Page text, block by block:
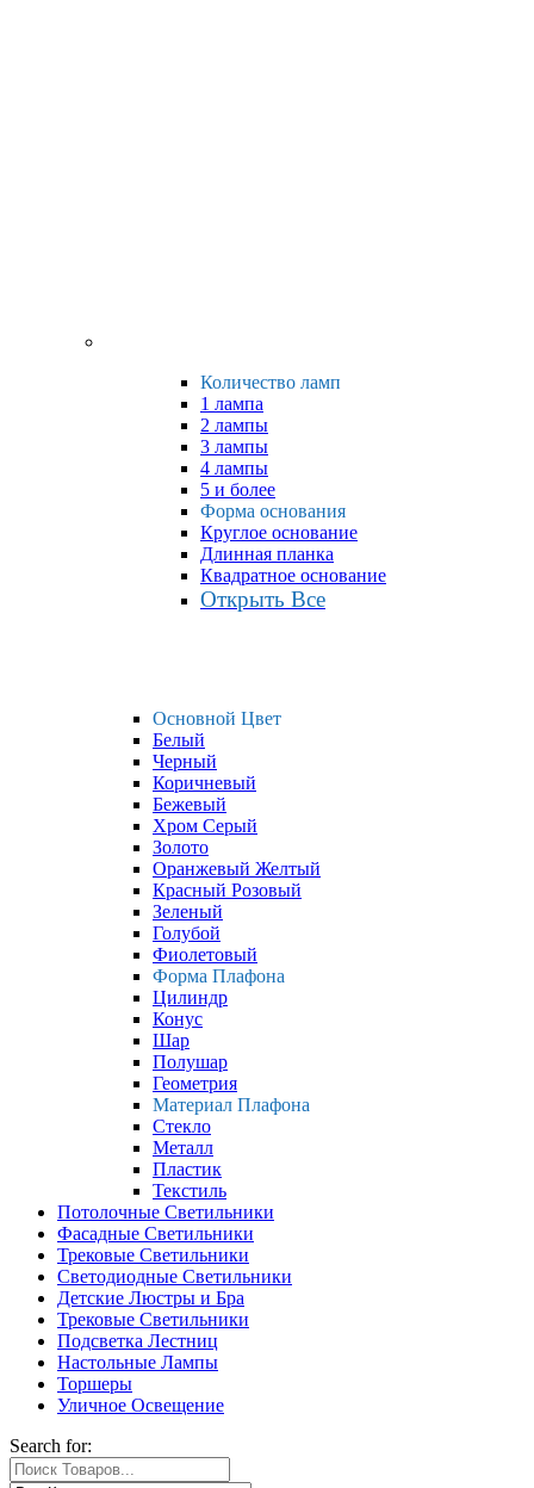
Количество ламп
1 лампа
2 лампы
3 лампы
4 лампы
5 и более
Форма основания
Круглое основание
Длинная планка
Квадратное основание
Открыть Все
Основной Цвет
Белый
Черный
Коричневый
Бежевый
Хром Серый
Золото
Оранжевый Желтый
Красный Розовый
Зеленый
Голубой
Фиолетовый
Форма Плафона
Цилиндр
Конус
Шар
Полушар
Геометрия
Материал Плафона
Стекло
Металл
Пластик
Текстиль
Потолочные Светильники
Фасадные Светильники
Трековые Светильники
Светодиодные Светильники
Детские Люстры и Бра
Трековые Светильники
Подсветка Лестниц
Настольные Лампы
Торшеры
Уличное Освещение
Search for: